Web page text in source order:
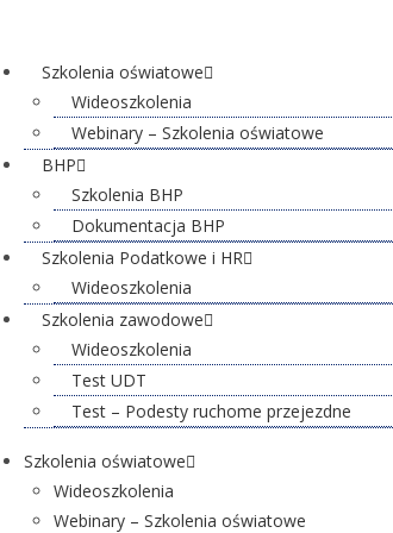
Szkolenia oświatowe
Wideoszkolenia
Webinary – Szkolenia oświatowe
BHP
Szkolenia BHP
Dokumentacja BHP
Szkolenia Podatkowe i HR
Wideoszkolenia
Szkolenia zawodowe
Wideoszkolenia
Test UDT
Test – Podesty ruchome przejezdne
Szkolenia oświatowe
Wideoszkolenia
Webinary – Szkolenia oświatowe